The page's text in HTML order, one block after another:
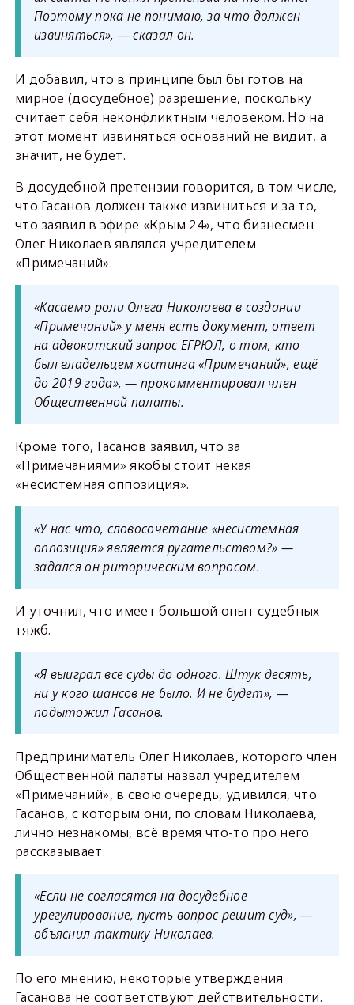
Поэтому пока не понимаю, за что должен
извиняться», — сказал он.
И добавил, что в принципе был бы готов на
мирное (досудебное) разрешение, поскольку
считает себя неконфликтным человеком. Но на
этот момент извиняться оснований не видит, а
значит, не будет.
В досудебной претензии говорится, в том числе,
что Гасанов должен также извиниться и за то,
что заявил в эфире «Крым 24», что бизнесмен
Олег Николаев являлся учредителем
«Примечаний».
«Касаемо роли Олега Николаева в создании
«Примечаний» у меня есть документ, ответ
на адвокатский запрос ЕГРЮЛ, о том, кто
был владельцем хостинга «Примечаний», ещё
до 2019 года», — прокомментировал член
Общественной палаты.
Кроме того, Гасанов заявил, что за
«Примечаниями» якобы стоит некая
«несистемная оппозиция».
«У нас что, словосочетание «несистемная
оппозиция» является ругательством?» —
задался он риторическим вопросом.
И уточнил, что имеет большой опыт судебных
тяжб.
«Я выиграл все суды до одного. Штук десять,
ни у кого шансов не было. И не будет», —
подытожил Гасанов.
Предприниматель Олег Николаев, которого член
Общественной палаты назвал учредителем
«Примечаний», в свою очередь, удивился, что
Гасанов, с которым они, по словам Николаева,
лично незнакомы, всё время что-то про него
рассказывает.
«Если не согласятся на досудебное
урегулирование, пусть вопрос решит суд», —
объяснил тактику Николаев.
По его мнению, некоторые утверждения
Гасанова не соответствуют действительности.